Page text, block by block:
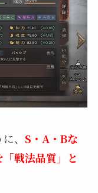
、 S・A・Bな
戦法品質」と